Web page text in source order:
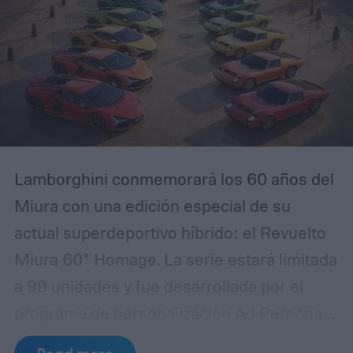
Lamborghini conmemorará los 60 años del
Miura con una edición especial de su
actual superdeportivo híbrido: el Revuelto
Miura 60° Homage. La serie estará limitada
junto con el departamento de diseño